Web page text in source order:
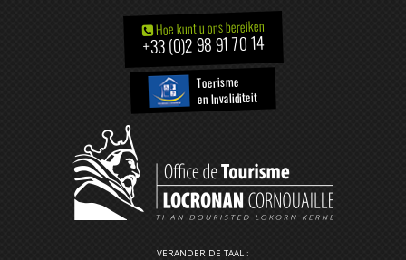
Hoe kunt u ons bereiken
+33 (0)2 98 91 70 14
Toerisme
en Invaliditeit
VERANDER DE TAAL :